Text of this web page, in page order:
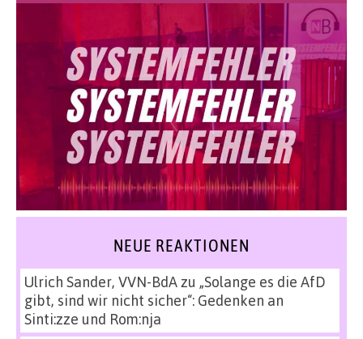
NEUE REAKTIONEN
Ulrich Sander, VVN-BdAzu „Solange es die AfD
gibt, sind wir nicht sicher“: Gedenken an
Sinti:zze und Rom:nja